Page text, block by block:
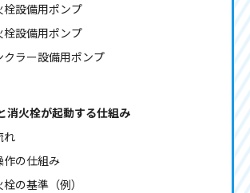
栓設備用ポンプ
栓設備用ポンプ
クラー設備用ポンプ
消火栓が起動する仕組み
れ
作の仕組み
の基準（例）